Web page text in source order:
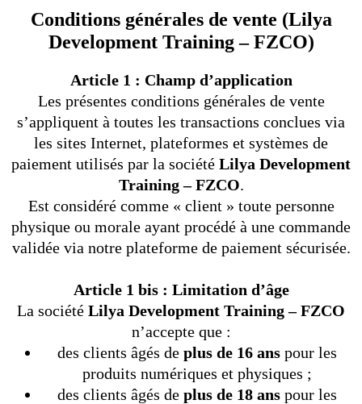
Conditions générales de vente (Lilya
Development Training – FZCO)
Article 1 : Champ d’application
Les présentes conditions générales de vente
s’appliquent à toutes les transactions conclues via
les sites Internet, plateformes et systèmes de
paiement utilisés par la société Lilya Development
Training – FZCO.
Est considéré comme « client » toute personne
physique ou morale ayant procédé à une commande
validée via notre plateforme de paiement sécurisée.
Article 1 bis : Limitation d’âge
La société Lilya Development Training – FZCO
n’accepte que :
des clients âgés de plus de 16 ans pour les
produits numériques et physiques ;
des clients âgés de plus de 18 ans pour les